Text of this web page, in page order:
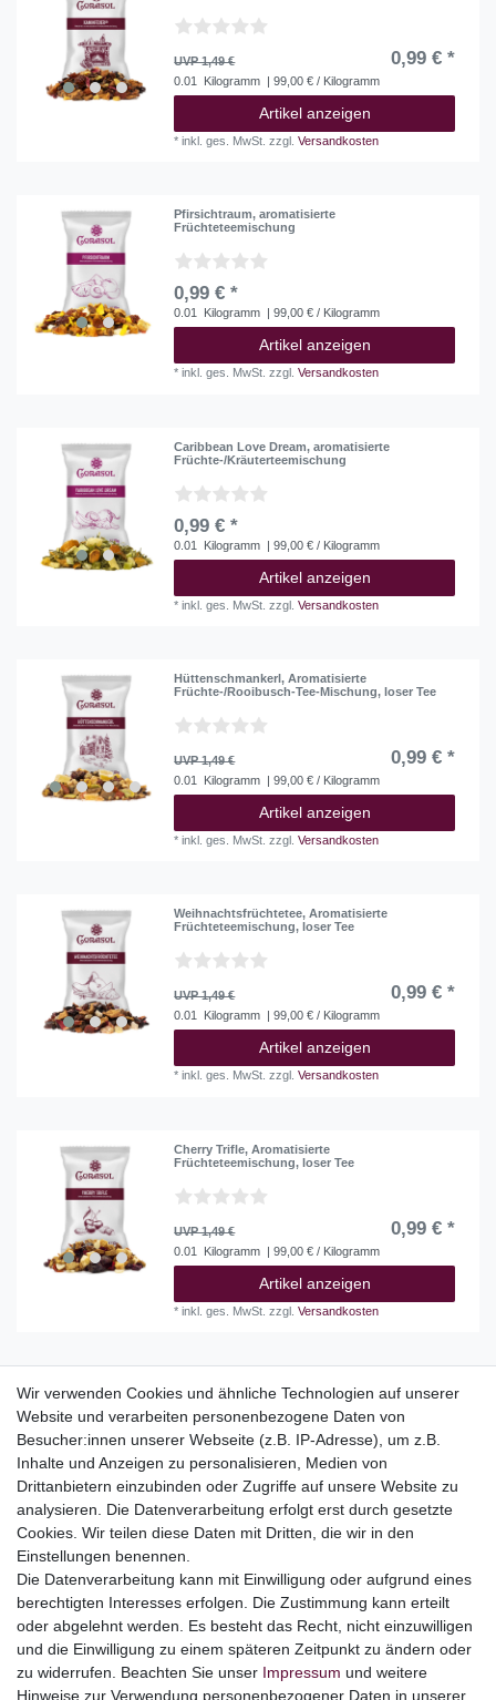
UVP 1,49 € 0,99 € *
0.01 Kilogramm | 99,00 € / Kilogramm
Artikel anzeigen
*inkl. ges. MwSt. zzgl.Versandkosten
Pfirsichtraum, aromatisierte
Früchteteemischung
0,99 € *
0.01 Kilogramm | 99,00 € / Kilogramm
Artikel anzeigen
*inkl. ges. MwSt. zzgl.Versandkosten
Caribbean Love Dream, aromatisierte
Früchte-/Kräuterteemischung
0,99 € *
0.01 Kilogramm | 99,00 € / Kilogramm
Artikel anzeigen
*inkl. ges. MwSt. zzgl.Versandkosten
Hüttenschmankerl, Aromatisierte
Früchte-/Rooibusch-Tee-Mischung, loser Tee
UVP 1,49 € 0,99 € *
0.01 Kilogramm | 99,00 € / Kilogramm
Artikel anzeigen
*inkl. ges. MwSt. zzgl.Versandkosten
Weihnachtsfrüchtetee, Aromatisierte
Früchteteemischung, loser Tee
UVP 1,49 € 0,99 € *
0.01 Kilogramm | 99,00 € / Kilogramm
Artikel anzeigen
*inkl. ges. MwSt. zzgl.Versandkosten
Cherry Trifle, Aromatisierte
Früchteteemischung, loser Tee
UVP 1,49 € 0,99 € *
0.01 Kilogramm | 99,00 € / Kilogramm
Artikel anzeigen
*inkl. ges. MwSt. zzgl.Versandkosten
Top Kategorien
Themen
Ostern
Angebote
stark reduzierte B-Ware
Kundenservice
Wir verwenden Cookies und ähnliche Technologien auf unserer
Website und verarbeiten personenbezogene Daten von
Besucher:innen unserer Webseite (z.B. IP-Adresse), um z.B.
Inhalte und Anzeigen zu personalisieren, Medien von
Drittanbietern einzubinden oder Zugriffe auf unsere Website zu
analysieren. Die Datenverarbeitung erfolgt erst durch gesetzte
Cookies. Wir teilen diese Daten mit Dritten, die wir in den
Einstellungen benennen.
Die Datenverarbeitung kann mit Einwilligung oder aufgrund eines
berechtigten Interesses erfolgen. Die Zustimmung kann erteilt
oder abgelehnt werden. Es besteht das Recht, nicht einzuwilligen
und die Einwilligung zu einem späteren Zeitpunkt zu ändern oder
zu widerrufen. Beachten Sie unser Impressum und weitere
Hinweise zur Verwendung personenbezogener Daten in unserer